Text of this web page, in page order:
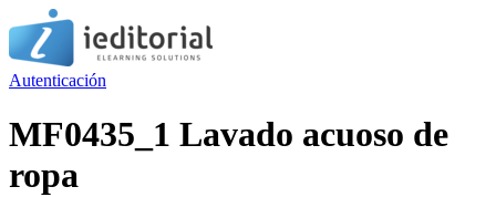
Autenticación
MF0435_1 Lavado acuoso de
ropa